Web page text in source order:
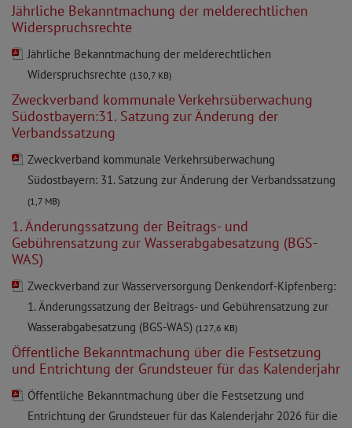
Jährliche Bekanntmachung der melderechtlichen
Widerspruchsrechte
Jährliche Bekanntmachung der melderechtlichen
Widerspruchsrechte (130,7 KB)
Zweckverband kommunale Verkehrsüberwachung
Südostbayern:31. Satzung zur Änderung der
Verbandssatzung
Zweckverband kommunale Verkehrsüberwachung
Südostbayern: 31. Satzung zur Änderung der Verbandssatzung
(1,7 MB)
1. Änderungssatzung der Beitrags- und
Gebührensatzung zur Wasserabgabesatzung (BGS-
WAS)
Zweckverband zur Wasserversorgung Denkendorf-Kipfenberg:
1. Änderungssatzung der Beitrags- und Gebührensatzung zur
Wasserabgabesatzung (BGS-WAS) (127,6 KB)
Öffentliche Bekanntmachung über die Festsetzung
und Entrichtung der Grundsteuer für das Kalenderjahr
Öffentliche Bekanntmachung über die Festsetzung und
Entrichtung der Grundsteuer für das Kalenderjahr 2026 für die